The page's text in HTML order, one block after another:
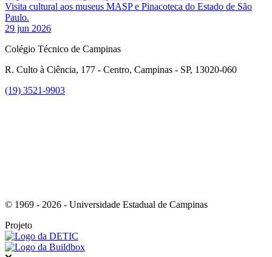
Visita cultural aos museus MASP e Pinacoteca do Estado de São
Paulo.
29 jun 2026
Colégio Técnico de Campinas
R. Culto à Ciência, 177 - Centro, Campinas - SP, 13020-060
(19) 3521-9903
© 1969 - 2026 - Universidade Estadual de Campinas
Projeto